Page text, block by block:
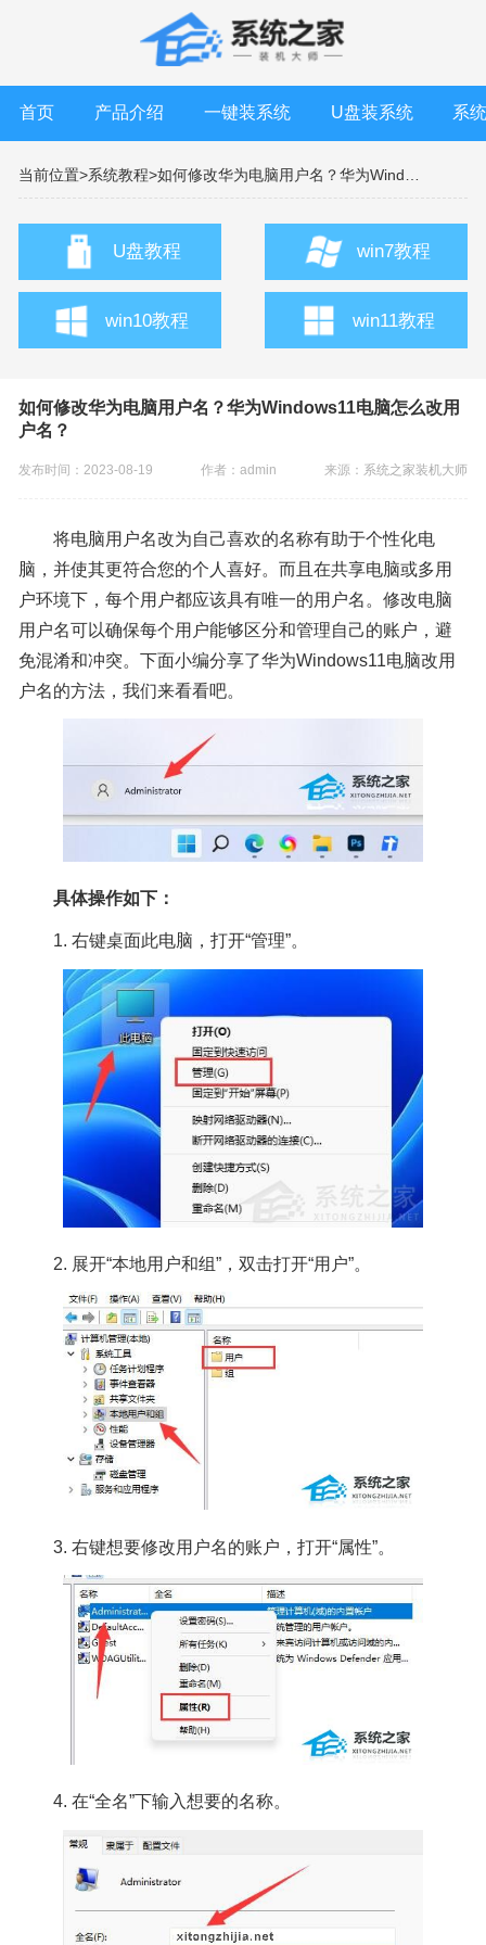
首页 产品介绍 一键装系统 U盘装系统 系
当前位置>系统教程>
U盘教程 win7教程
win10教程 win11教程
如何修改华为电脑用户名？华为Windows11电脑怎么改用
户名？
发布时间：2023-08-19 作者：admin 来源： 系统之家装机大师
将电脑用户名改为自己喜欢的名称有助于个性化电
脑，并使其更符合您的个人喜好。而且在共享电脑或多用
户环境下，每个用户都应该具有唯一的用户名。修改电脑
用户名可以确保每个用户能够区分和管理自己的账户，避
免混淆和冲突。下面小编分享了华为Windows11电脑改用
户名的方法，我们来看看吧。
具体操作如下：
1. 右键桌面此电脑，打开“管理”。
2. 展开“本地用户和组”，双击打开“用户”。
3. 右键想要修改用户名的账户，打开“属性”。
4. 在“全名”下输入想要的名称。